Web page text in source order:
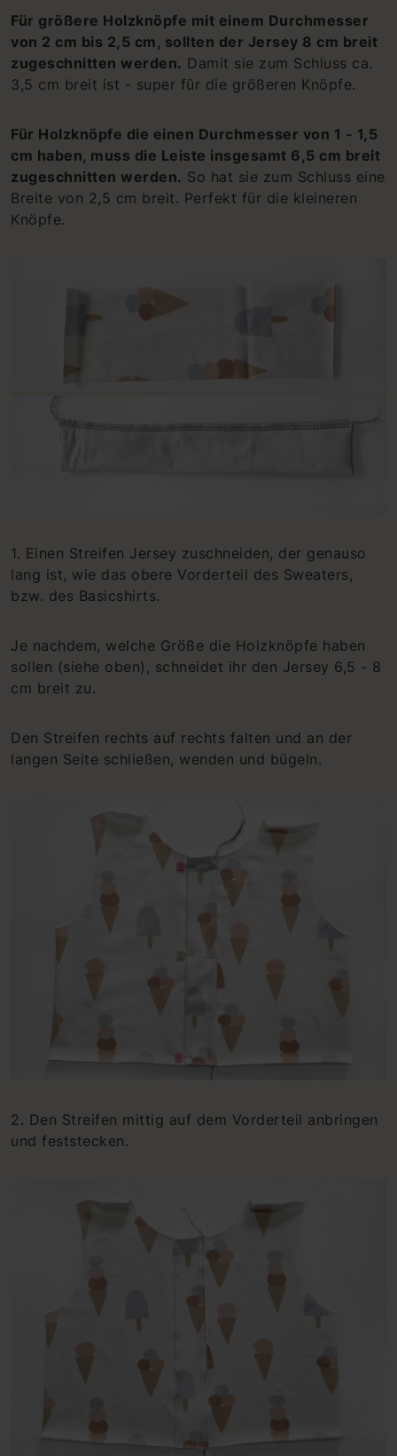
Für größere Holzknöpfe mit einem Durchmesser
von 2 cm bis 2,5 cm, sollten der Jersey 8 cm breit
zugeschnitten werden. Damit sie zum Schluss ca.
3,5 cm breit ist - super für die größeren Knöpfe.
Für Holzknöpfe die einen Durchmesser von 1 - 1,5
cm haben, muss die Leiste insgesamt 6,5 cm breit
zugeschnitten werden. So hat sie zum Schluss eine
Breite von 2,5 cm breit. Perfekt für die kleineren
Knöpfe.
1. Einen Streifen Jersey zuschneiden, der genauso
lang ist, wie das obere Vorderteil des Sweaters,
bzw. des Basicshirts.
Je nachdem, welche Größe die Holzknöpfe haben
sollen (siehe oben), schneidet ihr den Jersey 6,5 - 8
cm breit zu.
Den Streifen rechts auf rechts falten und an der
langen Seite schließen, wenden und bügeln.
2. Den Streifen mittig auf dem Vorderteil anbringen
und feststecken.